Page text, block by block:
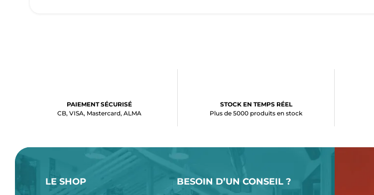
PAIEMENT SÉCURISÉ
CB, VISA, Mastercard, ALMA
STOCK EN TEMPS RÉEL
Plus de 5000 produits en stock
LE SHOP
BESOIN D’UN CONSEIL ?